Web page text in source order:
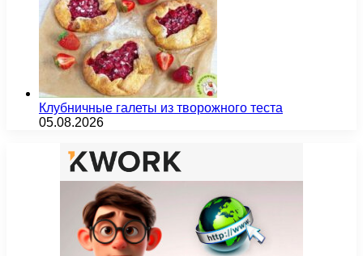
Клубничные галеты из творожного теста
05.08.2026